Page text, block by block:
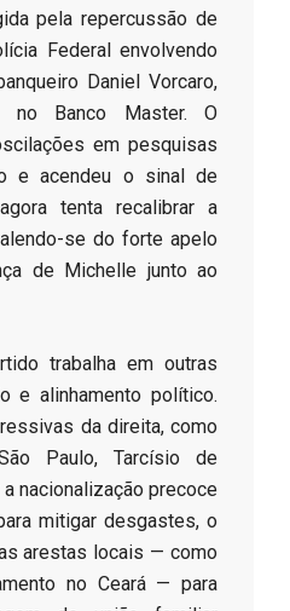
pela repercussão de
Federal envolvendo
Daniel Vorcaro,
no Banco Master. O
em pesquisas
e acendeu o sinal de
tenta recalibrar a
se do forte apelo
de Michelle junto ao
trabalha em outras
e alinhamento político.
da direita, como
Paulo, Tarcísio de
nacionalização precoce
mitigar desgastes, o
arestas locais — como
no Ceará — para